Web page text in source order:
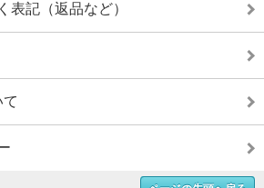
表記（返品など）